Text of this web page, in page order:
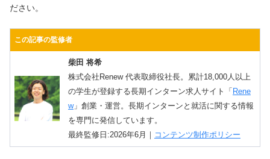
ださい。
この記事の監修者
柴田 将希
株式会社Renew 代表取締役社長。累計18,000人以上
の学生が登録する長期インターン求人サイト「 Rene
w」創業・運営。長期インターンと就活に関する情報
を専門に発信しています。
最終監修日:2026年6月｜ コンテンツ制作ポリシー